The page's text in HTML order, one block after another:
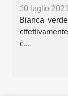
30 luglio
Bianca,
è...